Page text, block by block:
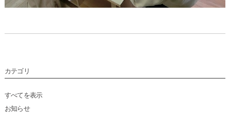
カテゴリ
すべてを表示
お知らせ